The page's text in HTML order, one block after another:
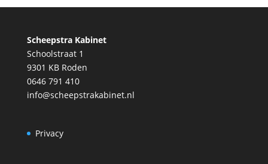
Scheepstra Kabinet
Schoolstraat 1
9301 KB Roden
0646 791 410
info@scheepstrakabinet.nl
Privacy